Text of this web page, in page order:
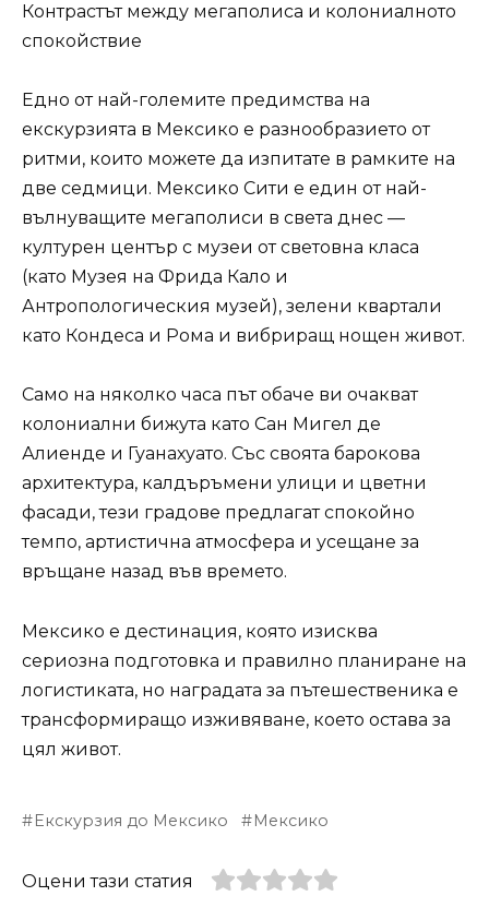
Контрастът между мегаполиса и колониалното
спокойствие
Едно от най-големите предимства на
екскурзията в Мексико е разнообразието от
ритми, които можете да изпитате в рамките на
две седмици. Мексико Сити е един от най-
вълнуващите мегаполиси в света днес —
културен център с музеи от световна класа
(като Музея на Фрида Кало и
Антропологическия музей), зелени квартали
като Кондеса и Рома и вибриращ нощен живот.
Само на няколко часа път обаче ви очакват
колониални бижута като Сан Мигел де
Алиенде и Гуанахуато. Със своята барокова
архитектура, калдъръмени улици и цветни
фасади, тези градове предлагат спокойно
темпо, артистична атмосфера и усещане за
връщане назад във времето.
Мексико е дестинация, която изисква
сериозна подготовка и правилно планиране на
логистиката, но наградата за пътешественика е
трансформиращо изживяване, което остава за
цял живот.
Екскурзия до Мексико Мексико
Оцени тази статия